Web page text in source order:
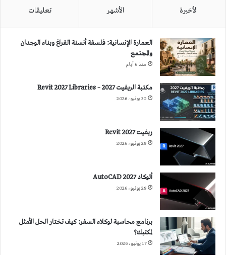
الأخيرة الأشهر تعليقات
العمارة الإنسانية: فلسفة أنسنة الفراغ وبناء الوجدان
والمجتمع
منذ 6 أيام
مكتبة الريفيت 2027 – Revit 2027 Libraries
30 يونيو، 2026
ريفيت 2027 Revit
29 يونيو، 2026
أتوكاد 2027 AutoCAD
29 يونيو، 2026
برنامج محاسبة لوكلاء السفر: كيف تختار الحل الأمثل
لمكتبك؟
17 يونيو، 2026